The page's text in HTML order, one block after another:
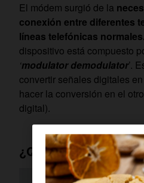
El módem surgió de la
conexión entre diferentes
líneas telefónicas normales.
dispositivo está compuesto
‘modulator demodulator’.
convertir señales digitales
hacer la conversión en el
digital).
¿Qué es un módem?